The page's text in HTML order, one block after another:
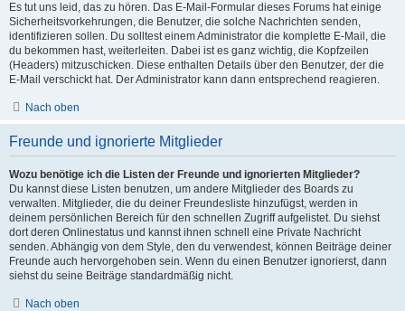
Es tut uns leid, das zu hören. Das E-Mail-Formular dieses Forums hat einige
Sicherheitsvorkehrungen, die Benutzer, die solche Nachrichten senden,
identifizieren sollen. Du solltest einem Administrator die komplette E-Mail, die
du bekommen hast, weiterleiten. Dabei ist es ganz wichtig, die Kopfzeilen
(Headers) mitzuschicken. Diese enthalten Details über den Benutzer, der die
E-Mail verschickt hat. Der Administrator kann dann entsprechend reagieren.
Nach oben
Freunde und ignorierte Mitglieder
Wozu benötige ich die Listen der Freunde und ignorierten Mitglieder?
Du kannst diese Listen benutzen, um andere Mitglieder des Boards zu
verwalten. Mitglieder, die du deiner Freundesliste hinzufügst, werden in
deinem persönlichen Bereich für den schnellen Zugriff aufgelistet. Du siehst
dort deren Onlinestatus und kannst ihnen schnell eine Private Nachricht
senden. Abhängig von dem Style, den du verwendest, können Beiträge deiner
Freunde auch hervorgehoben sein. Wenn du einen Benutzer ignorierst, dann
siehst du seine Beiträge standardmäßig nicht.
Nach oben